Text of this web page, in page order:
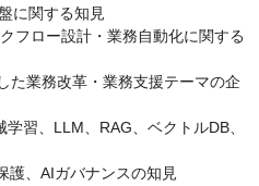
に関する知見
フロー設計・業務自動化に関する
た業務改革・業務支援テーマの企
習、LLM、RAG、ベクトルDB、
護、AIガバナンスの知見